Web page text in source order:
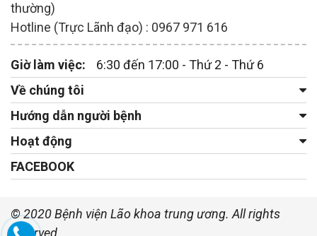
thường)
Hotline (Trực Lãnh đạo) : 0967 971 616
Giờ làm việc:
6:30 đến 17:00 - Thứ 2 - Thứ 6
Về chúng tôi
Hướng dẫn người bệnh
Hoạt động
FACEBOOK
© 2020 Bệnh viện Lão khoa trung ương. All rights